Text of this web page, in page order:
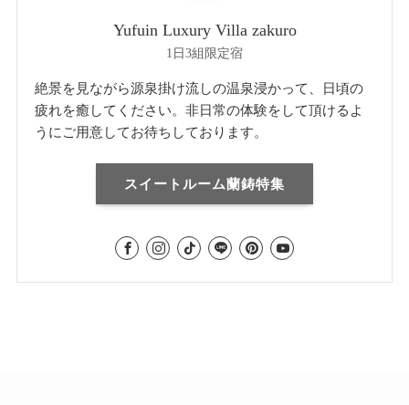
Yufuin Luxury Villa zakuro
1日3組限定宿
絶景を見ながら源泉掛け流しの温泉浸かって、日頃の
疲れを癒してください。非日常の体験をして頂けるよ
うにご用意してお待ちしております。
スイートルーム蘭鋳特集